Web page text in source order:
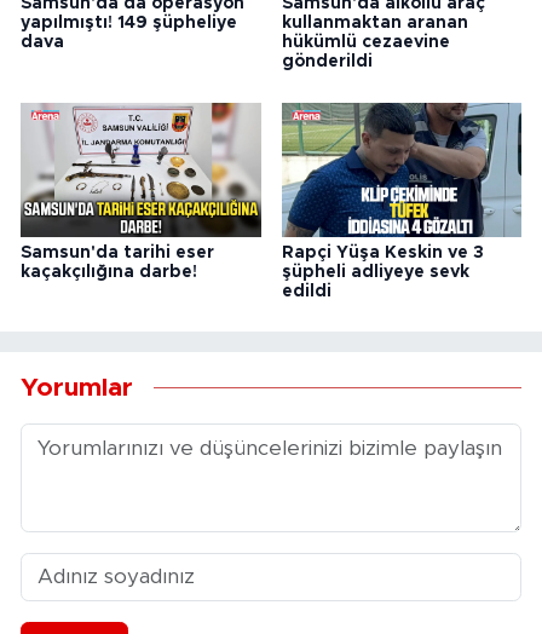
Samsun'da da operasyon
yapılmıştı! 149 şüpheliye
dava
Samsun'da alkollü araç
kullanmaktan aranan
hükümlü cezaevine
gönderildi
Samsun'da tarihi eser
kaçakçılığına darbe!
Rapçi Yüşa Keskin ve 3
şüpheli adliyeye sevk
edildi
Yorumlar